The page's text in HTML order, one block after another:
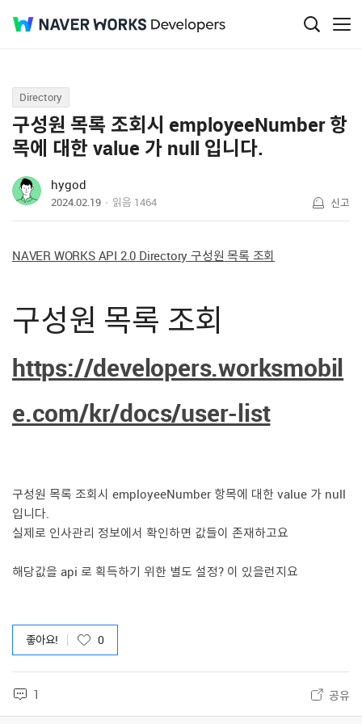
Q&A
Directory
구성원 목록 조회시 employeeNumber 항
목에 대한 value 가 null 입니다.
hygod
2024.02.19 읽음 1464 신고
NAVER WORKS API 2.0 Directory 구성원 목록 조회
구성원 목록 조회
https://developers.worksmobil
e.com/kr/docs/user-list
구성원 목록 조회시 employeeNumber 항목에 대한 value 가 null
입니다.
실제로 인사관리 정보에서 확인하면 값들이 존재하고요
해당값을 api 로 획득하기 위한 별도 설정? 이 있을런지요
좋아요! 0
1 공유